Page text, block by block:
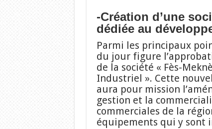
-Création d’une
dédiée au
Parmi les principaux
du jour figure
de la société « Fès-
Industriel ». Cette
aura pour mission
gestion et la
commerciales de la
équipements qui y sont